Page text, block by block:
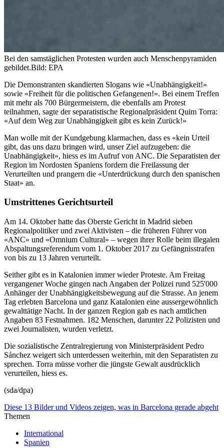
Bei den samstäglichen Protesten wurden auch Menschenpyramiden
gebildet.Bild: EPA
Die Demonstranten skandierten Slogans wie «Unabhängigkeit!»
sowie «Freiheit für die politischen Gefangenen!». Bei einem Treffen
mit mehr als 700 Bürgermeistern, die ebenfalls am Protest
teilnahmen, sagte der separatistische Regionalpräsident Quim Torra:
«Auf dem Weg zur Unabhängigkeit gibt es kein Zurück!»
Man wolle mit der Kundgebung klarmachen, dass es «kein Urteil
gibt, das uns dazu bringen wird, unser Ziel aufzugeben: die
Unabhängigkeit», hiess es im Aufruf von ANC. Die Separatisten der
Region im Nordosten Spaniens fordern die Freilassung der
Verurteilten und prangern die «Unterdrückung durch den spanischen
Staat» an.
Umstrittenes Gerichtsurteil
Am 14. Oktober hatte das Oberste Gericht in Madrid sieben
Regionalpolitiker und zwei Aktivisten – die früheren Führer von
«ANC» und «Omnium Cultural» – wegen ihrer Rolle beim illegalen
Abspaltungsreferendum vom 1. Oktober 2017 zu Gefängnisstrafen
von bis zu 13 Jahren verurteilt.
Seither gibt es in Katalonien immer wieder Proteste. Am Freitag
vergangener Woche gingen nach Angaben der Polizei rund 525'000
Anhänger der Unabhängigkeitsbewegung auf die Strasse. An jenem
Tag erlebten Barcelona und ganz Katalonien eine aussergewöhnlich
gewalttätige Nacht. In der ganzen Region gab es nach amtlichen
Angaben 83 Festnahmen. 182 Menschen, darunter 22 Polizisten und
zwei Journalisten, wurden verletzt.
Die sozialistische Zentralregierung von Ministerpräsident Pedro
Sánchez weigert sich unterdessen weiterhin, mit den Separatisten zu
sprechen. Torra müsse vorher die jüngste Gewalt ausdrücklich
verurteilen, hiess es.
(sda/dpa)
Diese 13 Bilder und Videos zeigen, was in Barcelona gerade abgeht
Themen
International
Spanien